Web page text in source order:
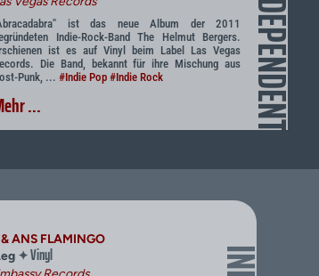
INDEPENDENT
ist das neue Album der 2011
Indie-Rock-Band The Helmut Bergers.
ist es auf Vinyl beim Label Las Vegas
Die Band, bekannt für ihre Mischung aus
Punk, ... #Indie Pop #Indie Rock
...
ANS FLAMINGO
✦Vinyl